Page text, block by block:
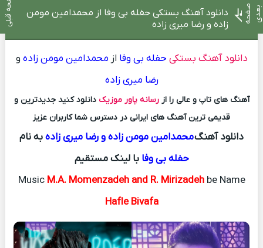
دانلود آهنگ بستکی حفله بی وفا از محمدامین مومن
زاده و رضا میری زاده
دانلود آهنگ بستکی حفله بی وفا از محمدامین مومن زاده و
رضا میری زاده
آهنگ های تاپ و عالی را ازرسانه پاور موزیک دانلود کنید جدیدترین و
قدیمی ترین آهنگ های ایرانی در دسترس شما کاربران عزیز
دانلود آهنگمحمدامین مومن زاده و رضا میری زادهبه نام
حفله بی وفا با لینک مستقیم
MusicM.A. Momenzadeh and R. Mirizadeh be Name
Hafle Bivafa
ص
ف
ح
ه ب ع
د ی صفحه قبلی